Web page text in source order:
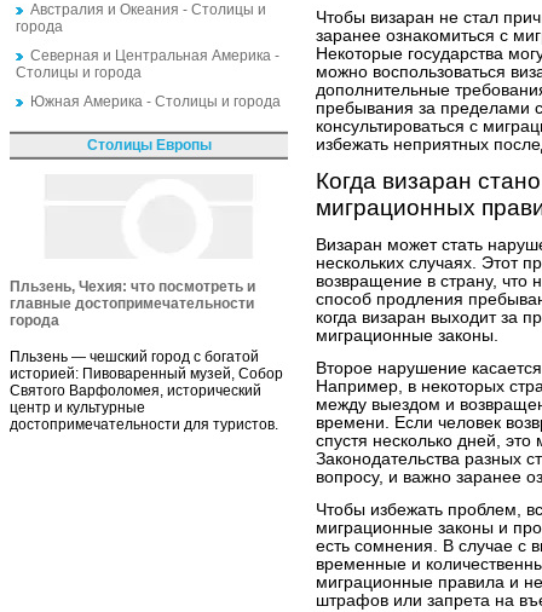
Австралия и Океания - Столицы и
города
Северная и Центральная Америка -
Столицы и города
Южная Америка - Столицы и города
Столицы Европы
Пльзень, Чехия: что посмотреть и
главные достопримечательности
города
Пльзень — чешский город с богатой
историей: Пивоваренный музей, Собор
Святого Варфоломея, исторический
центр и культурные
достопримечательности для туристов.
Чтобы визаран не стал
заранее ознакомиться с
Некоторые государства
можно воспользоваться
дополнительные
пребывания за пределами
консультироваться с
избежать неприятных
Когда визаран
миграционных
Визаран может стать
нескольких случаях. Этот
возвращение в страну, что
способ продления
когда визаран выходит за
миграционные законы.
Второе нарушение
Например, в некоторых
между выездом и
времени. Если человек
спустя несколько дней,
Законодательства разных
вопросу, и важно заранее
Чтобы избежать проблем,
миграционные законы и
есть сомнения. В случае с
временные и
миграционные правила и
штрафов или запрета на